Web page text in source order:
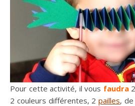
Pour cette activité, il vous faudra 2
2 couleurs différentes, 2pailles, de